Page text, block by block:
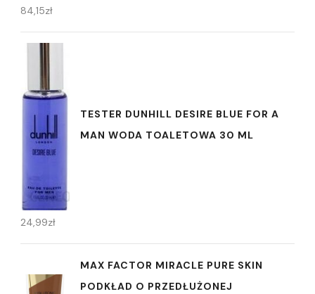
84,15zł
TESTER DUNHILL DESIRE BLUE FOR A
MAN WODA TOALETOWA 30 ML
24,99zł
MAX FACTOR MIRACLE PURE SKIN
PODKŁAD O PRZEDŁUŻONEJ